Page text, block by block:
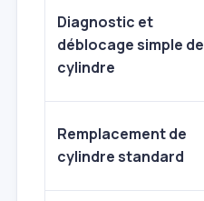
Diagnostic et
déblocage simple de
cylindre
Remplacement de
cylindre standard